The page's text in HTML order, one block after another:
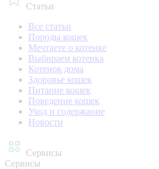
Статьи
Все статьи
Породы кошек
Мечтаете о котенке
Выбираем котенка
Котенок дома
Здоровье кошек
Питание кошек
Поведение кошек
Уход и содержание
Новости
Сервисы
Сервисы